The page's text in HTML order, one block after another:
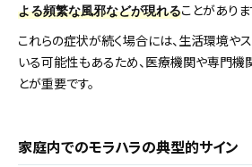
よる頻繁な風邪などが現れることがありま
これらの症状が続く場合には、生活環境や
いる可能性もあるため、医療機関や専門機
とが重要です。
家庭内でのモラハラの典型的サイン